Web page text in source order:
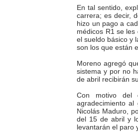
El
En tal sentido,
carrera; es decir,
hizo un pago a
médicos R1 se
el sueldo básico y
son los que están
Moreno agregó
sistema y por no
de abril recibirán
Con motivo del
agradecimiento
Nicolás Maduro,
del 15 de abril y
levantarán el paro